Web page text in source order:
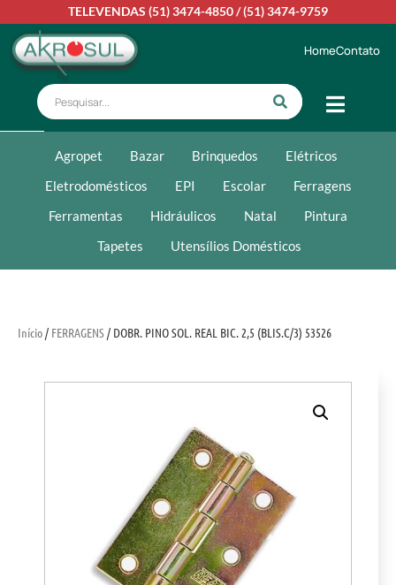
TELEVENDAS (51) 3474-4850/(51) 3474-9759
HomeContato
Agropet Bazar Brinquedos
Elétricos
Eletrodomésticos
EPI Escolar
Ferragens
Ferramentas
Hidráulicos Natal
Pintura
Tapetes
Utensílios Domésticos
Início/ FERRAGENS/ DOBR. PINO SOL. REAL BIC. 2,5 (BLIS.C/3) 53526